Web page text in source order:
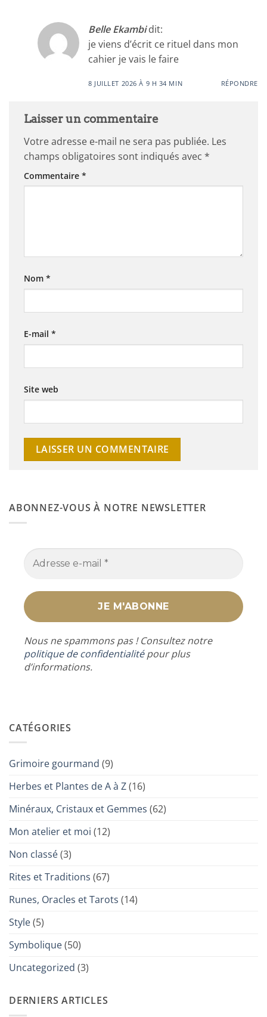
Belle Ekambi dit:
je viens d’écrit ce rituel dans mon
cahier je vais le faire
8 JUILLET 2026 À 9 H 34 MIN RÉPONDRE
Laisser un commentaire
Votre adresse e-mail ne sera pas publiée. Les
champs obligatoires sont indiqués avec *
Commentaire *
Nom *
E-mail *
Site web
ABONNEZ-VOUS À NOTRE NEWSLETTER
Nous ne spammons pas ! Consultez notre
politique de confidentialitépour plus
d’informations.
CATÉGORIES
Grimoire gourmand (9)
Herbes et Plantes de A à Z(16)
Minéraux, Cristaux et Gemmes (62)
Mon atelier et moi (12)
Non classé(3)
Rites et Traditions (67)
Runes, Oracles et Tarots (14)
Style(5)
Symbolique(50)
Uncategorized (3)
DERNIERS ARTICLES